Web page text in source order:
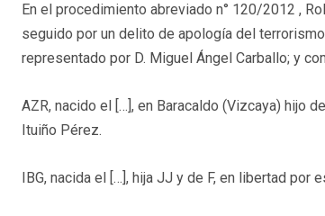
En el procedimiento abreviado n° 120/2012 ,
seguido por un delito de apología del
representado por D. Miguel Ángel Carballo; y
AZR, nacido el […], en Baracaldo (Vizcaya) hijo
Ituiño Pérez.
IBG, nacida el […], hija JJ y de F, en libertad